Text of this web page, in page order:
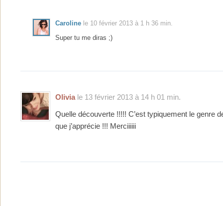
Caroline le 10 février 2013 à 1 h 36 min.
Super tu me diras ;)
Oliviale 13 février 2013 à 14 h 01 min.
Quelle découverte !!!!! C’est typiquement le genre
que j’apprécie !!! Merciiiiii